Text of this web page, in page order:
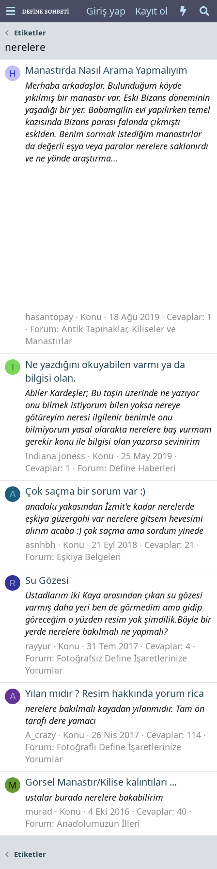
Giriş yap Kayıt ol
Etiketler
nerelere
H Manastırda Nasıl Arama Yapmalıyım
Merhaba arkadaşlar. Bulunduğum köyde
yıkılmış bir manastır var. Eski Bizans döneminin
yaşadığı bir yer. Babamgilin evi yapılırken temel
kazısında Bizans parası falanda çıkmıştı
eskiden. Benim sormak istediğim manastırlar
da değerli eşya veya paralar nerelere saklanırdı
ve ne yönde araştırma...
hasantopay Konu 18 Ağu 2019
Cevaplar: 1
Forum: Antik Tapınaklar, Kiliseler ve
Manastırlar
I
Ne yazdığını okuyabilen varmı ya da
bilgisi olan.
Abiler Kardeşler; Bu taşin üzerinde ne yazıyor
onu bilmek istiyorum bilen yoksa nereye
götüreyim neresi ilgilenir benimle onu
bilmiyorum yasal olarakta nerelere baş vurmam
gerekir konu ile bilgisi olan yazarsa sevinirim
Indiana joness
Konu
25 May 2019
Cevaplar: 1
Forum: Define Haberleri
A Çok saçma bir sorum var :)
anadolu yakasından İzmit'e kadar nerelerde
eşkiya güzergahi var nerelere gitsem hevesimi
alırım acaba :) çok saçma ama sordum yinede
asnhbh
Konu 21 Eyl 2018
Cevaplar: 21
Forum: Eşkiya Belgeleri
R Su Gözesi
Üstadlarım iki Kaya arasından çıkan su gözesi
varmış daha yeri ben de görmedim ama gidip
göreceğim o yüzden resim yok şimdilik.Böyle bir
yerde nerelere bakılmalı ne yapmalı?
rayyur
Konu 31 Tem 2017
Cevaplar: 4
Forum: Fotoğrafsız Define İşaretlerinize
Yorumlar
A Yılan mıdır ? Resim hakkında yorum rica
nerelere bakılmalı kayadan yılanmıdır. Tam ön
tarafı dere yamacı
A_crazy
Konu 26 Nis 2017
Cevaplar: 114
Forum: Fotoğraflı Define İşaretlerinize
Yorumlar
M Görsel Manastır/Kilise kalıntıları ...
ustalar burada nerelere bakabilirim
murad
Konu 4 Eki 2016
Cevaplar: 40
Forum: Anadolumuzun İlleri
Etiketler